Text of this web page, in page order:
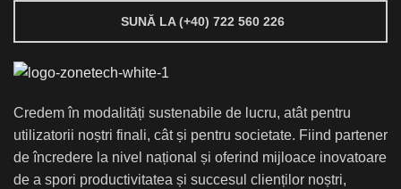
SUNĂ LA (+40) 722 560 226
Credem în modalități sustenabile de lucru, atât pentru
utilizatorii noștri finali, cât și pentru societate. Fiind partener
de încredere la nivel național și oferind mijloace inovatoare
de a spori productivitatea și succesul clienților noștri,